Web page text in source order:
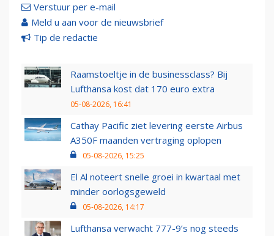
Verstuur per e-mail
Meld u aan voor de nieuwsbrief
Tip de redactie
Raamstoeltje in de businessclass? Bij
Lufthansa kost dat 170 euro extra
05-08-2026, 16:41
Cathay Pacific ziet levering eerste Airbus
A350F maanden vertraging oplopen
05-08-2026, 15:25
El Al noteert snelle groei in kwartaal met
minder oorlogsgeweld
05-08-2026, 14:17
Lufthansa verwacht 777-9’s nog steeds